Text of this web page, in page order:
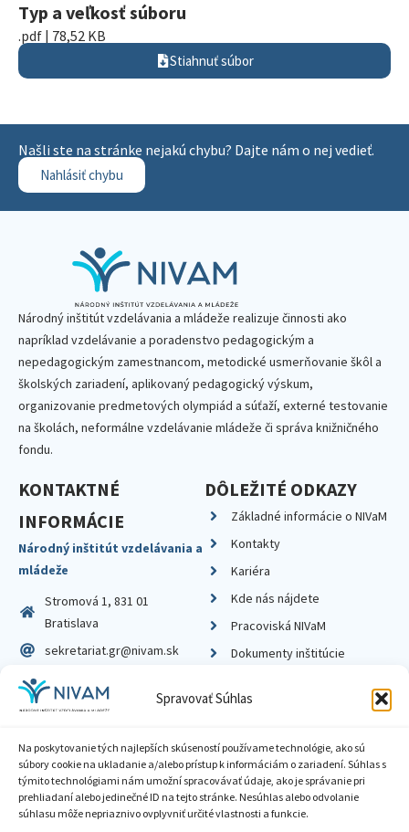
Spravovať Súhlas
Na poskytovanie tých najlepších skúseností používame technológie, ako sú
súbory cookie na ukladanie a/alebo prístup k informáciám o zariadení. Súhlas s
týmito technológiami nám umožní spracovávať údaje, ako je správanie pri
prehliadaní alebo jedinečné ID na tejto stránke. Nesúhlas alebo odvolanie
súhlasu môže nepriaznivo ovplyvniť určité vlastnosti a funkcie.
Typ a veľkosť súboru
.pdf | 78,52 KB
Stiahnuť súbor
Našli ste na stránke nejakú chybu? Dajte nám o nej vedieť.
Nahlásiť chybu
Národný inštitút vzdelávania a mládeže realizuje činnosti ako
napríklad vzdelávanie a poradenstvo pedagogickým a
nepedagogickým zamestnancom, metodické usmerňovanie škôl a
školských zariadení, aplikovaný pedagogický výskum,
organizovanie predmetových olympiád a súťaží, externé testovanie
na školách, neformálne vzdelávanie mládeže či správa knižničného
fondu.
KONTAKTNÉ
INFORMÁCIE
Národný inštitút vzdelávania a
mládeže
Stromová 1, 831 01
Bratislava
sekretariat.gr@nivam.sk
IČO: 00164348
DIČ: 2020798714
DÔLEŽITÉ ODKAZY
Základné informácie o NIVaM
Kontakty
Kariéra
Kde nás nájdete
Pracoviská NIVaM
Dokumenty inštitúcie
Zásady ochrany súkromia